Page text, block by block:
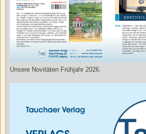
Unsere Novitäten Frühjahr 2026.